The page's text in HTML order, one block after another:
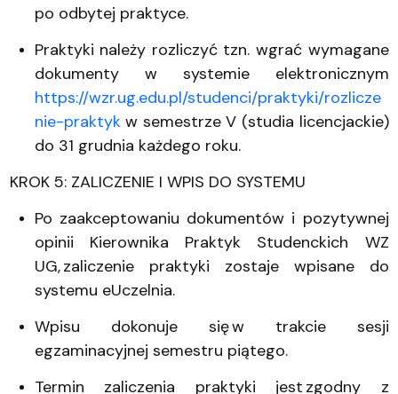
po odbytej praktyce.
Praktyki należy rozliczyć tzn. wgrać wymagane
dokumenty w systemie elektronicznym
https://wzr.ug.edu.pl/studenci/praktyki/rozlicze
nie-praktykw semestrze V (studia licencjackie)
do 31 grudnia każdego roku.
KROK 5: ZALICZENIE I WPIS DO SYSTEMU
Po zaakceptowaniu dokumentów i pozytywnej
opinii Kierownika Praktyk Studenckich WZ
UG, zaliczenie praktyki zostaje wpisane do
systemu eUczelnia.
Wpisu dokonuje się w trakcie sesji
egzaminacyjnej semestru piątego.
Termin zaliczenia praktyki jest zgodny z